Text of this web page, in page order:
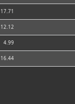
17.71
12.12
4.99
16.44